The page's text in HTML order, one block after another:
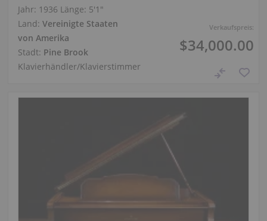
Verkaufspreis:
$34,000.00
Jahr: 1936 Länge: 5′1″
Land: Vereinigte Staaten
von Amerika
Stadt: Pine Brook
Klavierhändler/Klavierstimmer